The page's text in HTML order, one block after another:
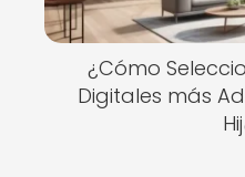
¿Cómo
Digitales más